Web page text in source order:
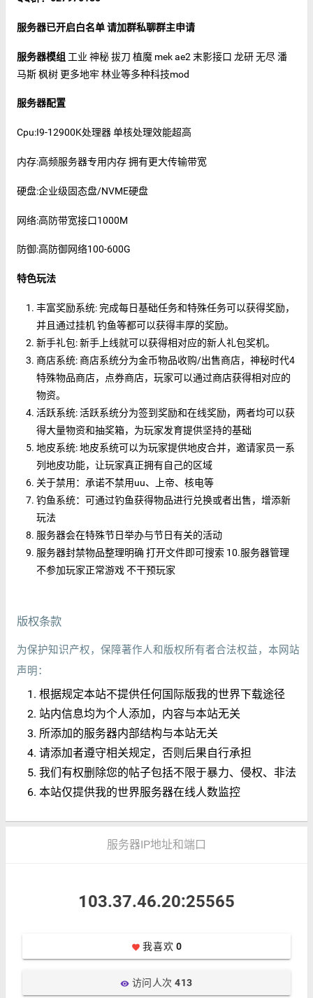
服务器已开启白名单 请加群私聊群主申请
服务器模组 工业 神秘 拔刀 植魔 mek ae2 末影接口 龙研 无尽 潘
马斯 枫树 更多地牢 林业等多种科技mod
服务器配置
Cpu:I9-12900K处理器 单核处理效能超高
内存:高频服务器专用内存 拥有更大传输带宽
硬盘:企业级固态盘/NVME硬盘
网络:高防带宽接口1000M
防御:高防御网络100-600G
特色玩法
丰富奖励系统: 完成每日基础任务和特殊任务可以获得奖励，
并且通过挂机 钓鱼等都可以获得丰厚的奖励。
新手礼包: 新手上线就可以获得相对应的新人礼包奖机。
商店系统: 商店系统分为金币物品收购/出售商店，神秘时代4
特殊物品商店，点券商店，玩家可以通过商店获得相对应的
物资。
活跃系统: 活跃系统分为签到奖励和在线奖励，两者均可以获
得大量物资和抽奖箱，为玩家发育提供坚持的基础
地皮系统: 地皮系统可以为玩家提供地皮合并，邀请家员一系
列地皮功能，让玩家真正拥有自己的区域
关于禁用：承诺不禁用uu、上帝、核电等
钓鱼系统：可通过钓鱼获得物品进行兑换或者出售，增添新
玩法
服务器会在特殊节日举办与节日有关的活动
服务器封禁物品整理明确 打开文件即可搜索 10.服务器管理
不参加玩家正常游戏 不干预玩家
版权条款
为保护知识产权，保障著作人和版权所有者合法权益，本网站
声明：
根据规定本站不提供任何国际版我的世界下载途径
站内信息均为个人添加，内容与本站无关
所添加的服务器内部结构与本站无关
请添加者遵守相关规定，否则后果自行承担
我们有权删除您的帖子包括不限于暴力、侵权、非法
本站仅提供我的世界服务器在线人数监控
服务器IP地址和端口
103.37.46.20:25565
favorite 我喜欢 0
visibility访问人次413